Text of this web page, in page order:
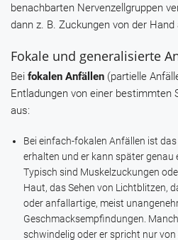
benachbarten Nervenzellgruppen
dann z. B. Zuckungen von der
Fokale und generalisierte
Bei fokalen Anfällen (partielle
Entladungen von einer bestimmten
aus:
Bei einfach-fokalen Anfällen ist
erhalten und er kann später genau
Typisch sind Muskelzuckungen
Haut, das Sehen von Lichtblitzen,
oder anfallartige, meist
Geschmacksempfindungen.
schwindelig oder er spricht nur von